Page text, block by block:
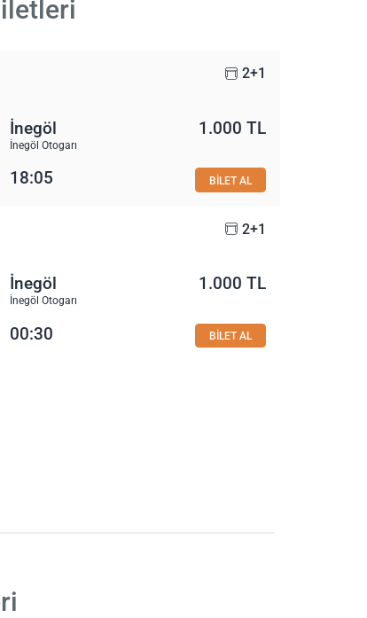
2+1
İnegöl
İnegöl Otogarı
1.000 TL
18:05 BİLET AL
2+1
İnegöl
İnegöl Otogarı
1.000 TL
00:30 BİLET AL